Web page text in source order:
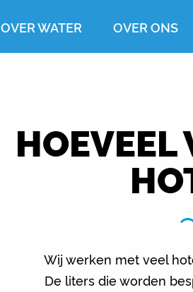
OVER WATER OVER ONS
HOEVEEL
Wij werken met veel
De liters die worden